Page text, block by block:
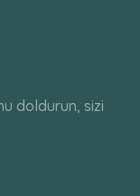
doldurun, sizi